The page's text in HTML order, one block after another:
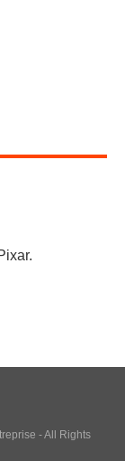
- All Rights